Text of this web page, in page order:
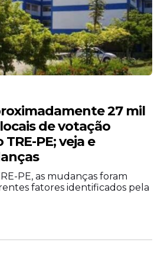
que desejarem
no Cadastro
o registro de
que não exista mais
Formulário para
de Eleitora ou de Eleitor
e aos eleitores, às
de acesso à seção
27 mil
de votação
PE; veja e
PE, as mudanças foram
fatores identificados pela